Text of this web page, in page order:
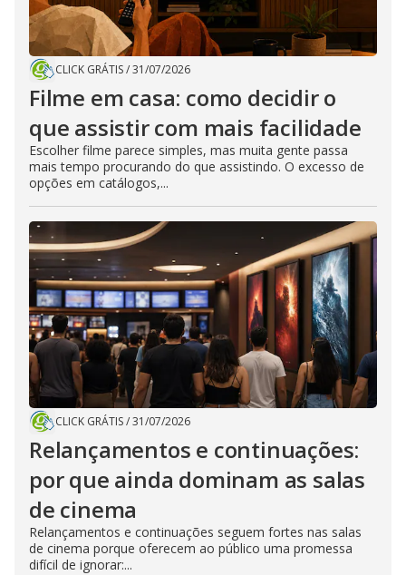
CLICK GRÁTIS/31/07/2026
Filme em casa: como decidir o
que assistir com mais facilidade
Escolher filme parece simples, mas muita gente passa
mais tempo procurando do que assistindo. O excesso de
opções em catálogos,...
CLICK GRÁTIS/31/07/2026
Relançamentos e continuações:
por que ainda dominam as salas
de cinema
Relançamentos e continuações seguem fortes nas salas
de cinema porque oferecem ao público uma promessa
difícil de ignorar:...